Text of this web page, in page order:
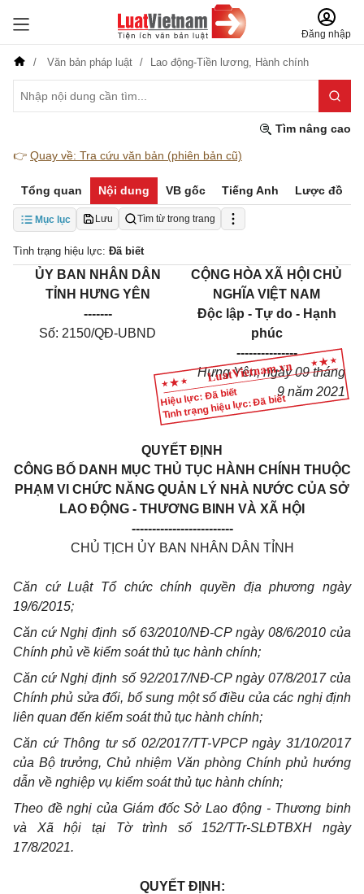
Đăng nhập
Văn bản pháp luật Lao động-Tiền lương, Hành chính
Tìm nâng cao
👉 Quay về: Tra cứu văn bản (phiên bản cũ)
Tổng quan Nội dung VB gốc Tiếng Anh Lược đồ
Mục lục Lưu Tìm từ trong trang
Tình trạng hiệu lực: Đã biết
Hiệu lực: Đã biết
Tình trạng hiệu lực: Đã biết
ỦY BAN NHÂN DÂN
TỈNH HƯNG YÊN
-------
Số: 2150/QĐ-UBND
CỘNG HÒA XÃ HỘI CHỦ
NGHĨA VIỆT NAM
Độc lập - Tự do - Hạnh
phúc
---------------
Hưng Yên, ngày 09 tháng
9 năm 2021
QUYẾT ĐỊNH
CÔNG BỐ DANH MỤC THỦ TỤC HÀNH CHÍNH THUỘC
PHẠM VI CHỨC NĂNG QUẢN LÝ NHÀ NƯỚC CỦA SỞ
LAO ĐỘNG - THƯƠNG BINH VÀ XÃ HỘI
-------------------------
CHỦ TỊCH ỦY BAN NHÂN DÂN TỈNH
Căn cứ Luật Tổ chức chính quyền địa phương ngày
19/6/2015;
Căn cứ Nghị định số 63/2010/NĐ-CP ngày 08/6/2010 của
Chính phủ về kiểm soát thủ tục hành chính;
Căn cứ Nghị định số 92/2017/NĐ-CP ngày 07/8/2017 của
Chính phủ sửa đổi, bổ sung một số điều của các nghị định
liên quan đến kiểm soát thủ tục hành chính;
Căn cứ Thông tư số 02/2017/TT-VPCP ngày 31/10/2017
của Bộ trưởng, Chủ nhiệm Văn phòng Chính phủ hướng
dẫn về nghiệp vụ kiểm soát thủ tục hành chính;
Theo đề nghị của Giám đốc Sở Lao động - Thương binh
và Xã hội tại Tờ trình số 152/TTr-SLĐTBXH ngày
17/8/2021.
QUYẾT ĐỊNH: